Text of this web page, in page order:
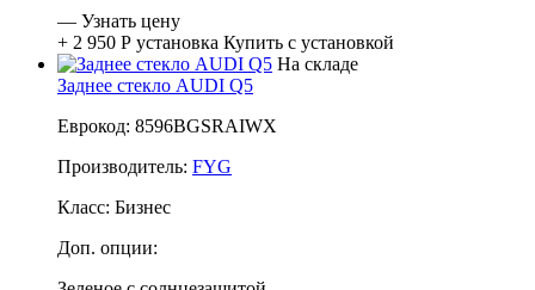
— Узнать цену
+ 2 950 Р установка Купить с установкой
На складе
Заднее стекло AUDI Q5
Еврокод: 8596BGSRAIWX
Производитель: FYG
Класс: Бизнес
Доп. опции: